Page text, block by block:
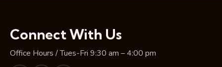
Connect With Us
Office Hours / Tues-Fri 9:30 am – 4:00 pm